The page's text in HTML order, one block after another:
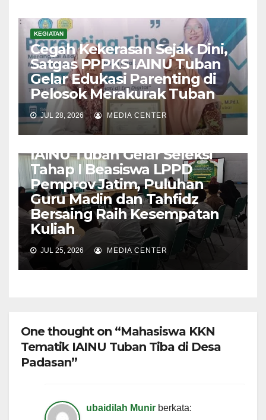
KEGIATAN
Cegah Kekerasan Sejak Dini,
Satgas PPPKS IAINU Tuban
Gelar Edukasi Parenting di
Pelosok Merakurak Tuban
JUL 28, 2026 MEDIA CENTER
IAINU Tuban Gelar Seleksi
Tahap I Beasiswa LPPD
Pemprov Jatim, Puluhan
Guru Madin dan Tahfidz
Bersaing Raih Kesempatan
Kuliah
JUL 25, 2026 MEDIA CENTER
One thought on “Mahasiswa KKN
Tematik IAINU Tuban Tiba di Desa
Padasan”
ubaidilah Munir berkata: